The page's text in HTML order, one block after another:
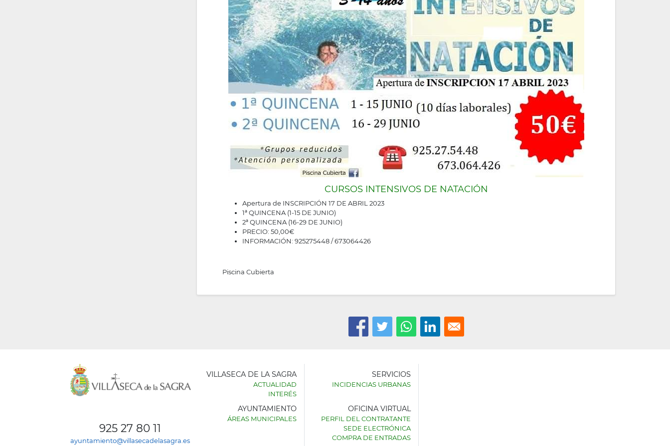
CURSOS INTENSIVOS DE NATACIÓN
Apertura de INSCRIPCIÓN 17 DE ABRIL 2023
1ª QUINCENA (1-15 DE JUNIO)
2ª QUINCENA (16-29 DE JUNIO)
PRECIO: 50,00€
INFORMACIÓN: 925275448 / 673064426
Piscina Cubierta
925 27 80 11
ayuntamiento@villasecadelasagra.es
AYUNTAMIENTO
VILLASECA DE LA SAGRA
ACTUALIDAD
INTERÉS
SERVICIOS
INCIDENCIAS URBANAS
AYUNTAMIENTO
ÁREAS MUNICIPALES
OFICINA VIRTUAL
PERFIL DEL CONTRATANTE
SEDE ELECTRÓNICA
COMPRA DE ENTRADAS